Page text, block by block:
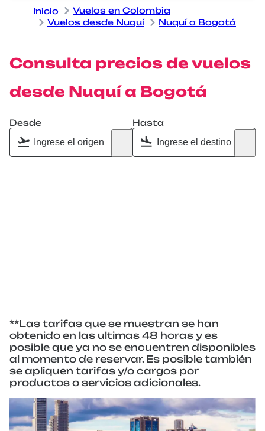
Inicio
Vuelos en Colombia
Vuelos desde Nuquí
Nuquí a Bogotá
Consulta precios de vuelos
desde Nuquí a Bogotá
Desde Hasta
**Las tarifas que se muestran se han
obtenido en las ultimas 48 horas y es
posible que ya no se encuentren disponibles
al momento de reservar. Es posible también
se apliquen tarifas y/o cargos por
productos o servicios adicionales.